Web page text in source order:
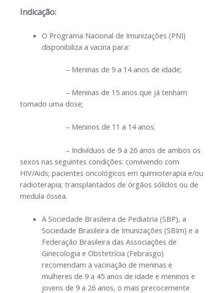
Indicação:
O Programa Nacional de Imunizações (PNI)
disponibiliza a vacina para:
– Meninas de 9 a 14 anos de idade;
– Meninas de 15 anos que já tenham
tomado uma dose;
– Meninos de 11 a 14 anos;
– Indivíduos de 9 a 26 anos de ambos os
sexos nas seguintes condições: convivendo com
HIV/Aids; pacientes oncológicos em quimioterapia e/ou
radioterapia; transplantados de órgãos sólidos ou de
medula óssea.
A Sociedade Brasileira de Pediatria (SBP), a
Sociedade Brasileira de Imunizações (SBIm) e a
Federação Brasileira das Associações de
Ginecologia e Obstetrícia (Febrasgo)
recomendam a vacinação de meninas e
mulheres de 9 a 45 anos de idade e meninos e
jovens de 9 a 26 anos, o mais precocemente